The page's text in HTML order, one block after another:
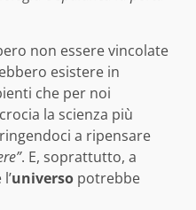
non essere vincolate
esistere in
che per noi
la scienza più
a ripensare
. E, soprattutto, a
universo potrebbe